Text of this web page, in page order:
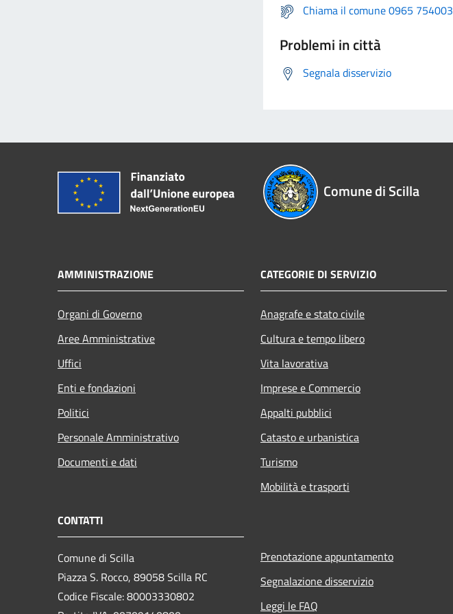
Chiama il comune 0965 754003
Problemi in città
Segnala disservizio
Comune di Scilla
AMMINISTRAZIONE
Organi di Governo
Aree Amministrative
Uffici
Enti e fondazioni
Politici
Personale Amministrativo
Documenti e dati
CATEGORIE DI SERVIZIO
Anagrafe e stato civile
Cultura e tempo libero
Vita lavorativa
Imprese e Commercio
Appalti pubblici
Catasto e urbanistica
Turismo
Mobilità e trasporti
CONTATTI
Comune di Scilla
Piazza S. Rocco, 89058 Scilla RC
Codice Fiscale: 80003330802
Prenotazione appuntamento
Segnalazione disservizio
Leggi le FAQ